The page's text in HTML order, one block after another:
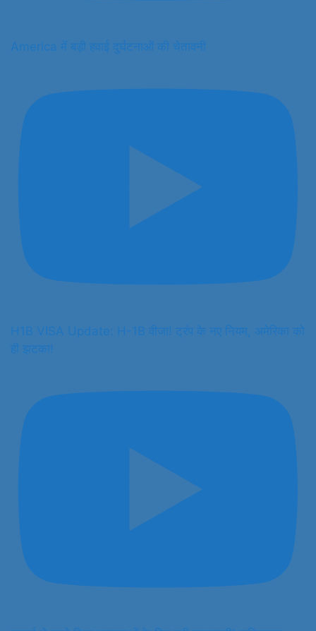
America में बड़ी हवाई दुर्घटनाओं की चेतावनी
H1B VISA Update: H-1B वीजा! ट्रंप के नए नियम, अमेरिका को
ही झटका!